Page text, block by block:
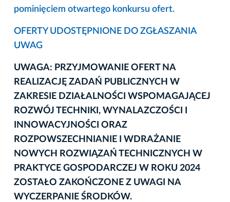
pominięciem otwartego konkursu ofert.
OFERTY UDOSTĘPNIONE DO ZGŁASZANIA
UWAG
UWAGA: PRZYJMOWANIE OFERT NA
REALIZACJĘ ZADAŃ PUBLICZNYCH W
ZAKRESIE DZIAŁALNOŚCI WSPOMAGAJĄCEJ
ROZWÓJ TECHNIKI, WYNALAZCZOŚCI I
INNOWACYJNOŚCI ORAZ
ROZPOWSZECHNIANIE I WDRAŻANIE
NOWYCH ROZWIĄZAŃ TECHNICZNYCH W
PRAKTYCE GOSPODARCZEJ W ROKU 2024
ZOSTAŁO ZAKOŃCZONE Z UWAGI NA
WYCZERPANIE ŚRODKÓW.